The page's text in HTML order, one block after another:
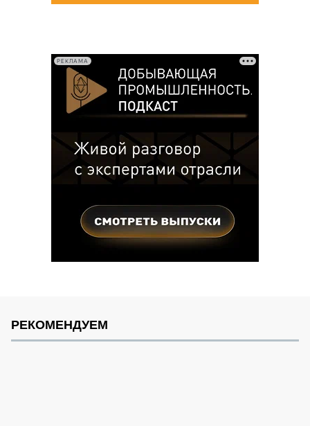
РЕКЛАМА
РЕКОМЕНДУЕМ